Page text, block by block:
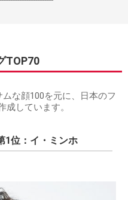
TOP70
な顔100を元に、日本のフ
成しています。
1位：イ・ミンホ